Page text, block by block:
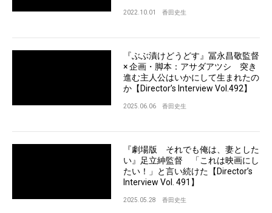
2022.10.01 香田史生
『ぶぶ漬けどうどす』冨永昌敬監督
× 企画・脚本：アサダアツシ 突き
進む主人公はいかにして生まれたの
か【Director’s Interview Vol.492】
2025.06.06 香田史生
『劇場版 それでも俺は、妻とした
い』足立紳監督 「これは映画にし
たい！」と言い続けた【Director’s
Interview Vol. 491】
2025.05.28 香田史生